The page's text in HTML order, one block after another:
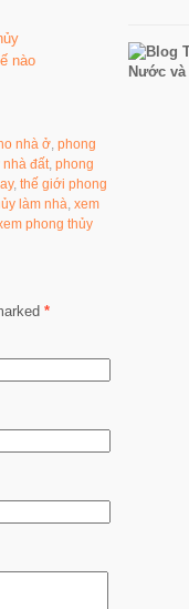
nào
nhà ở phong
nhà đất phong
, thế giới phong
làm nhà xem
phong thủy
*